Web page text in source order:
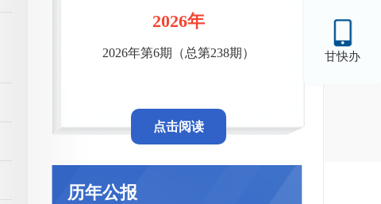
甘快办
2026年
2026年第6期（总第238期）
点击阅读
历年公报